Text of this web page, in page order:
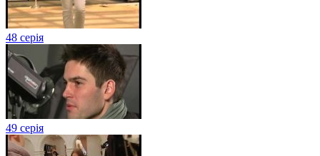
48 серія
49 серія